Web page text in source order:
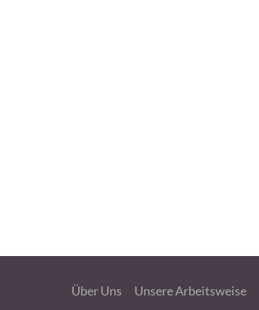
Über Uns Unsere Arbeitsweise